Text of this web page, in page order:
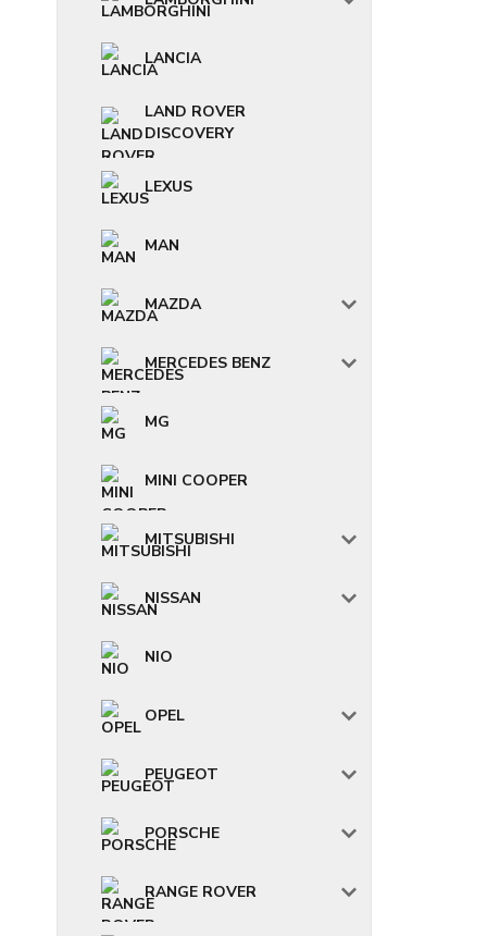
LANCIA
LAND ROVER
DISCOVERY
LEXUS
MAN
MAZDA
MERCEDES BENZ
MG
MINI COOPER
MITSUBISHI
NISSAN
NIO
OPEL
PEUGEOT
PORSCHE
RANGE ROVER